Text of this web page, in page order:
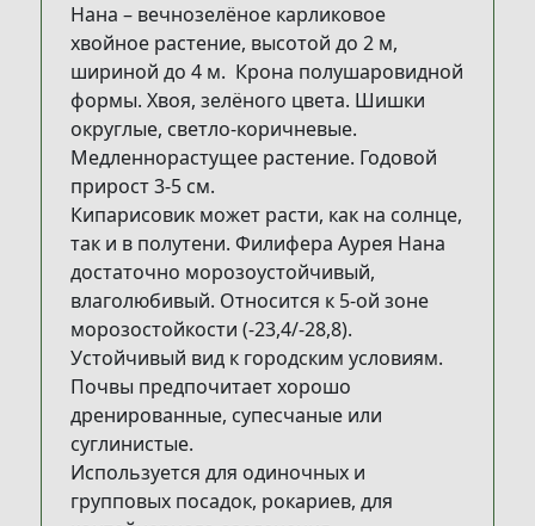
Нана – вечнозелёное карликовое
хвойное растение, высотой до 2 м,
шириной до 4 м. Крона полушаровидной
формы. Хвоя, зелёного цвета. Шишки
округлые, светло-коричневые.
Медленнорастущее растение. Годовой
прирост 3-5 см.
Кипарисовик может расти, как на солнце,
так и в полутени. Филифера Аурея Нана
достаточно морозоустойчивый,
влаголюбивый. Относится к 5-ой зоне
морозостойкости (-23,4/-28,8).
Устойчивый вид к городским условиям.
Почвы предпочитает хорошо
дренированные, супесчаные или
суглинистые.
Используется для одиночных и
групповых посадок, рокариев, для